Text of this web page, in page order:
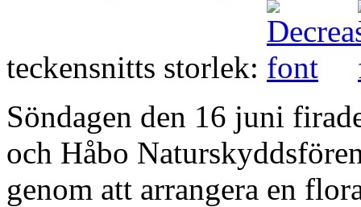
teckensnitts storlek:
Söndagen den 16 juni
och Håbo
genom att arrangera en